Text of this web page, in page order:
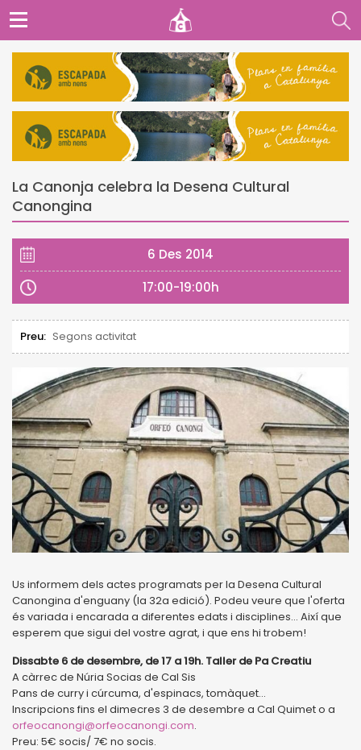
La Canonja celebra la Desena Cultural
Canongina
6 Des 2014
17:00-19:00h
Preu: Segons activitat
Us informem dels actes programats per la Desena Cultural
Canongina d'enguany (la 32a edició). Podeu veure que l'oferta
és variada i encarada a diferentes edats i disciplines... Així que
esperem que sigui del vostre agrat, i que ens hi trobem!
Dissabte 6 de desembre, de 17 a 19h. Taller de Pa Creatiu
A càrrec de Núria Socias de Cal Sis
Pans de curry i cúrcuma, d'espinacs, tomàquet...
Inscripcions fins el dimecres 3 de desembre a Cal Quimet o a
orfeocanongi@orfeocanongi.com.
Preu: 5€ socis/ 7€ no socis.